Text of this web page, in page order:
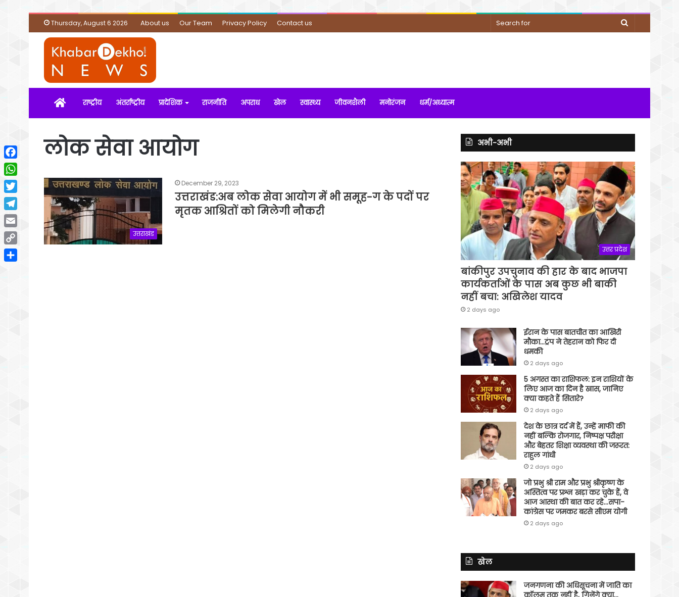
Thursday, August 6 2026 About us Our Team Privacy Policy Contact us
Search
Homeराष्ट्रीय अंतर्राष्ट्रीय प्रादेशिक राजनीति अपराध खेल स्वास्थ्य जीवनशैली मनोरंजन धर्म/अध्यात्म
लोक सेवा आयोग
उत्तराखंड
December 29, 2023
उत्तराखंड:अब लोक सेवा आयोग में भी समूह-ग के पदों पर
मृतक आश्रितों को मिलेगी नौकरी
अभी-अभी
उत्तर प्रदेश
बांकीपुर उपचुनाव की हार के बाद भाजपा
कार्यकर्ताओं के पास अब कुछ भी बाकी
नहीं बचा: अखिलेश यादव
2 days ago
ईरान के पास बातचीत का आखिरी
मौका…ट्रंप ने तेहरान को फिर दी
धमकी
2 days ago
5 अगस्त का राशिफल: इन राशियों के
लिए आज का दिन है खास, जानिए
क्या कहते हैं सितारे?
2 days ago
देश के छात्र दर्द में हैं, उन्हें माफी की
नहीं बल्कि रोजगार, निष्पक्ष परीक्षा
और बेहतर शिक्षा व्यवस्था की जरूरत:
राहुल गांधी
2 days ago
जो प्रभु श्री राम और प्रभु श्रीकृष्ण के
अस्तित्व पर प्रश्न खड़ा कर चुके हैं, वे
आज आस्था की बात कर रहे…सपा-
कांग्रेस पर जमकर बरसे सीएम योगी
2 days ago
खेल
जनगणना की अधिसूचना में जाति का
कॉलम तक नहीं है, गिनेंगे क्या…
Facebook
WhatsApp
Twitter
Telegram
Email
Copy
Link